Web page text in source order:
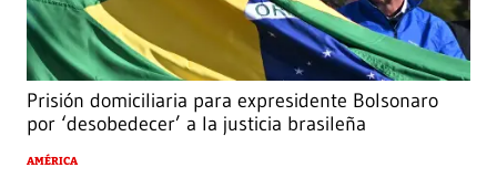
Prisión domiciliaria para expresidente Bolsonaro
por ‘desobedecer’ a la justicia brasileña
AMÉRICA